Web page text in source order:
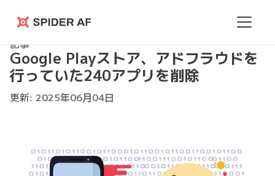
Spider
AF
記事
Google Playストア、アドフラウドを
行っていた240アプリを削除
更新: 2025年06月04日